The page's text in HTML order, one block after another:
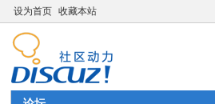
设为首页 收藏本站